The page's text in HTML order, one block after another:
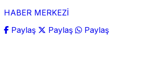
HABER MERKEZİ
Paylaş
Paylaş Paylaş